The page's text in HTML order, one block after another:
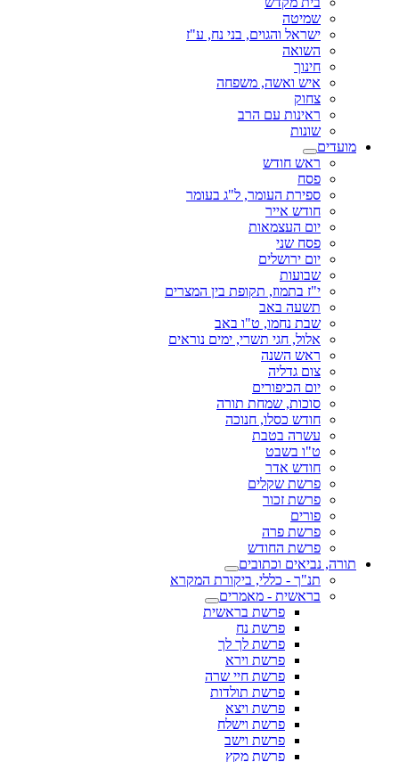
שמיטה
ישראל והגוים, בני נח, ע"ז
השואה
חינוך
איש ואשה, משפחה
צחוק
ראינות עם הרב
שונות
מועדים
ראש חודש
פסח
ספירת העומר, ל"ג בעומר
חודש אייר
יום העצמאות
פסח שני
יום ירושלים
שבועות
י"ז בתמוז, תקופת בין המצרים
תשעה באב
שבת נחמו, ט"ו באב
אלול, חגי תשרי, ימים נוראים
ראש השנה
צום גדליה
יום הכיפורים
סוכות, שמחת תורה
חודש כסלו, חנוכה
עשרה בטבת
ט"ו בשבט
חודש אדר
פרשת שקלים
פרשת זכור
פורים
פרשת פרה
פרשת החודש
תורה, נביאים וכתובים
תנ"ך - כללי, ביקורת המקרא
בראשית - מאמרים
פרשת בראשית
פרשת נח
פרשת לך לך
פרשת וירא
פרשת חיי שרה
פרשת תולדות
פרשת ויצא
פרשת וישלח
פרשת וישב
פרשת מקץ